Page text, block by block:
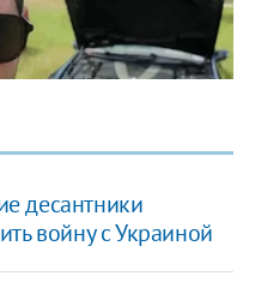
десантники
войну с Украиной